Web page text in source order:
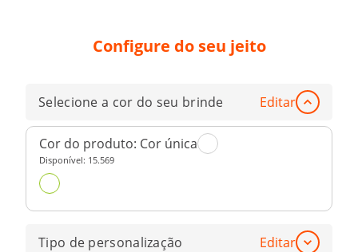
Configure do seu jeito
Selecione a cor do seu brinde Editar
Cor do produto: Cor única
Disponível: 15.569
Tipo de personalização Editar